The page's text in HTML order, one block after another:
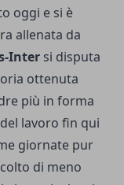
oggi e si è
allenata da
Inter si disputa
ottenuta
più in forma
lavoro fin qui
giornate pur
di meno